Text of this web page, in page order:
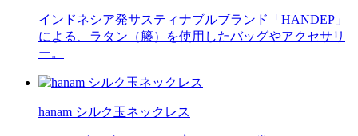
インドネシア発サスティナブルブランド「HANDEP」
による、ラタン（籐）を使用したバッグやアクセサリ
ー。
hanam シルク玉ネックレス